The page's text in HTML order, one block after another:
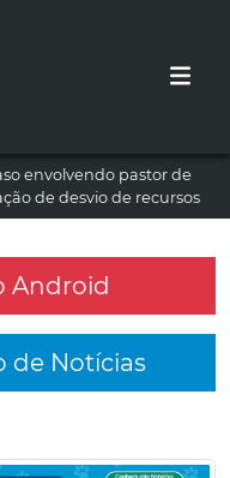
envolvendo pastor de
de desvio de recursos
Android
de Notícias